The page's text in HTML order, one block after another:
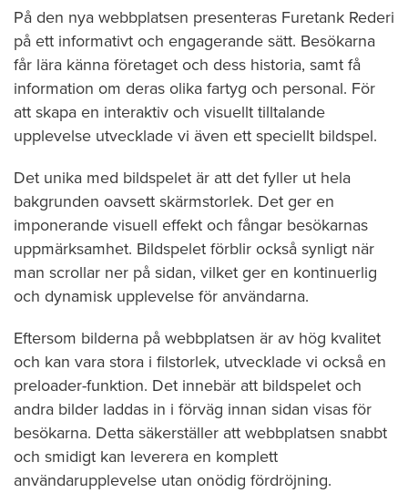
På den nya webbplatsen presenteras Furetank Rederi
på ett informativt och engagerande sätt. Besökarna
får lära känna företaget och dess historia, samt få
information om deras olika fartyg och personal. För
att skapa en interaktiv och visuellt tilltalande
upplevelse utvecklade vi även ett speciellt bildspel.
Det unika med bildspelet är att det fyller ut hela
bakgrunden oavsett skärmstorlek. Det ger en
imponerande visuell effekt och fångar besökarnas
uppmärksamhet. Bildspelet förblir också synligt när
man scrollar ner på sidan, vilket ger en kontinuerlig
och dynamisk upplevelse för användarna.
Eftersom bilderna på webbplatsen är av hög kvalitet
och kan vara stora i filstorlek, utvecklade vi också en
preloader-funktion. Det innebär att bildspelet och
andra bilder laddas in i förväg innan sidan visas för
besökarna. Detta säkerställer att webbplatsen snabbt
och smidigt kan leverera en komplett
användarupplevelse utan onödig fördröjning.